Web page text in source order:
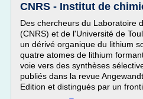
CNRS - Institut de
Des chercheurs du Laboratoire
(CNRS) et de l'Université de
un dérivé organique du lithium
quatre atomes de lithium
voie vers des synthèses
publiés dans la revue
Edition et distingués par un